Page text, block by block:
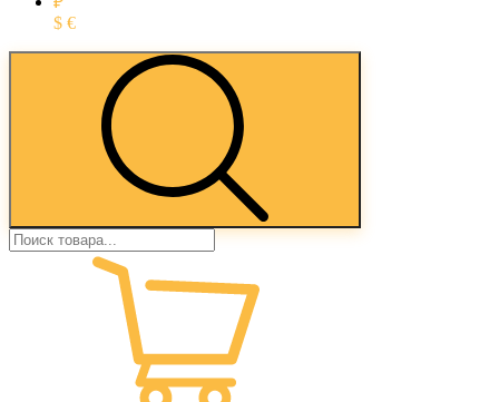
$ €